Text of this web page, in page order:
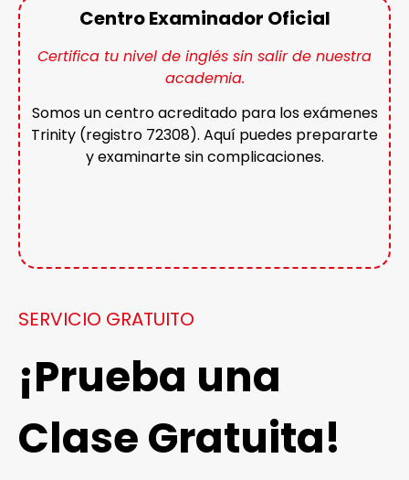
Centro Examinador Oficial
Certifica tu nivel de inglés sin salir de nuestra
academia.
Somos un centro acreditado para los exámenes
Trinity (registro 72308). Aquí puedes prepararte
y examinarte sin complicaciones.
SERVICIO GRATUITO
¡Prueba una
Clase Gratuita!